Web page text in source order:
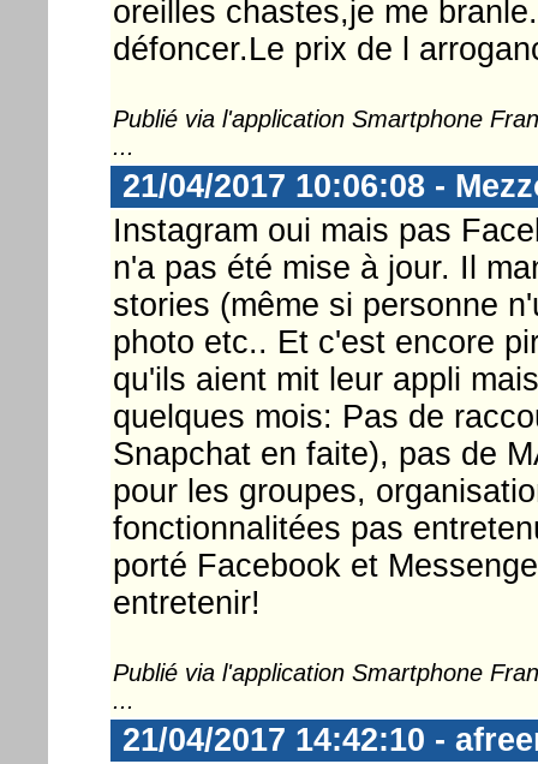
oreilles chastes,je me
défoncer.Le prix de l
Publié via l'application Smartphone
...
21/04/2017 10:06:08 -
Instagram oui mais pas
n'a pas été mise à jour. Il
stories (même si personne
photo etc.. Et c'est encore
qu'ils aient mit leur appli
quelques mois: Pas de
Snapchat en faite), pas de
pour les groupes,
fonctionnalitées pas
porté Facebook et
entretenir!
Publié via l'application Smartphone
...
21/04/2017 14:42:10 -